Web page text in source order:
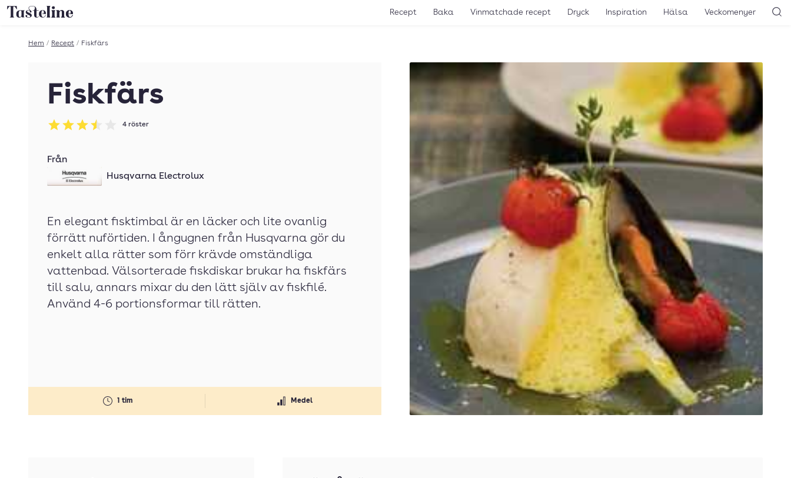
Till Tastelines startsida Recept Baka Vinmatchade recept Dryck Inspiration Hälsa Veckomenyer
Hem / Recept / Fiskfärs
Fiskfärs
Betyg: 3.5 av 5
4 röster
1 tim Medel
Från
Husqvarna Electrolux
En elegant fisktimbal är en läcker och lite ovanlig
förrätt nuförtiden. I ångugnen från Husqvarna gör du
enkelt alla rätter som förr krävde omständliga
vattenbad. Välsorterade fiskdiskar brukar ha fiskfärs
till salu, annars mixar du den lätt själv av fiskfilé.
Använd 4-6 portionsformar till rätten.